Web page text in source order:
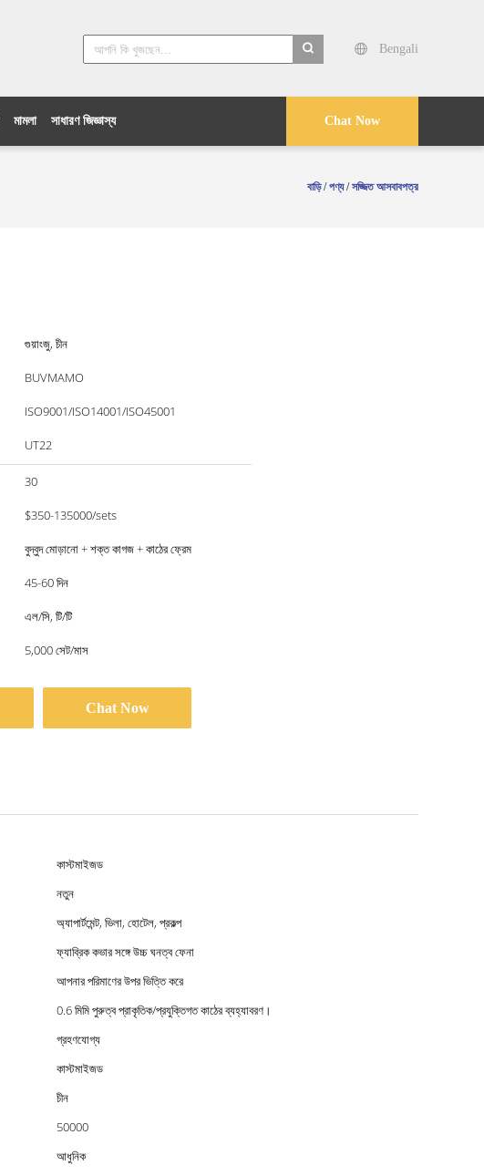
Bengali
Chat Now
মামলা সাধারণ জিজ্ঞাস্য
বাড়ি /পণ্য/সজ্জিত আসবাবপত্র
গুয়াংজু, চীন
BUVMAMO
ISO9001/ISO14001/ISO45001
UT22
30
$350-135000/sets
বুদ্বুদ মোড়ানো + শক্ত কাগজ + কাঠের ফ্রেম
45-60 দিন
এল/সি, টি/টি
5,000 সেট/মাস
Chat Now
কাস্টমাইজড
নতুন
অ্যাপার্টমেন্ট, ভিলা, হোটেল, প্রকল্প
ফ্যাব্রিক কভার সঙ্গে উচ্চ ঘনত্ব ফেনা
আপনার পরিমাণের উপর ভিত্তি করে
0.6 মিমি পুরুত্ব প্রাকৃতিক/প্রযুক্তিগত কাঠের ব্যহ্যাবরণ।
গ্রহণযোগ্য
কাস্টমাইজড
চীন
50000
আধুনিক